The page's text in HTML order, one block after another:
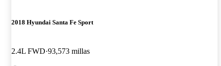
2018 Hyundai Santa Fe Sport
2.4L FWD 93,573 millas